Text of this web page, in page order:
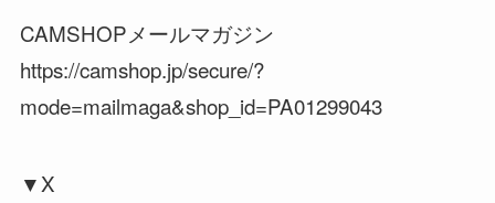
CAMSHOPメールマガジン
https://camshop.jp/secure/?
mode=mailmaga&shop_id=PA01299043
▼X